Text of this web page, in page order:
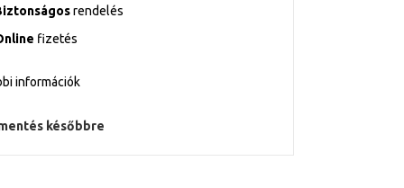
rendelés
fizetés
információk
későbbre